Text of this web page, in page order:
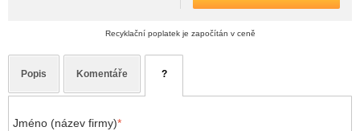
Recyklační poplatek je započítán v ceně
Popis Komentáře ?
Jméno (název firmy)*